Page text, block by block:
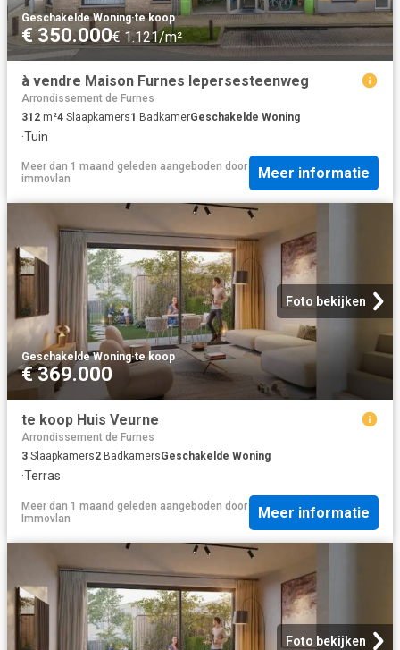
Geschakelde Woning·te koop
€ 350.000€ 1.121/m²
à vendre Maison Furnes Iepersesteenweg
Arrondissement de Furnes
312 m²4 Slaapkamers1 BadkamerGeschakelde Woning
·Tuin
Meer dan 1 maand geleden aangeboden door
immovlan
Meer informatie
Foto bekijken
Geschakelde Woning·te koop
€ 369.000
te koop Huis Veurne
Arrondissement de Furnes
3 Slaapkamers2 BadkamersGeschakelde Woning
·Terras
Meer dan 1 maand geleden aangeboden door
Immovlan
Meer informatie
Foto bekijken